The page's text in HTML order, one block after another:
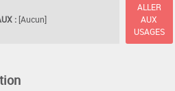
: [Aucun]
ALLER
AUX
USAGES